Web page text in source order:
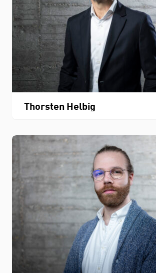
STUDIUM
FACHBEREICH
THEMEN
Thorsten Helbig